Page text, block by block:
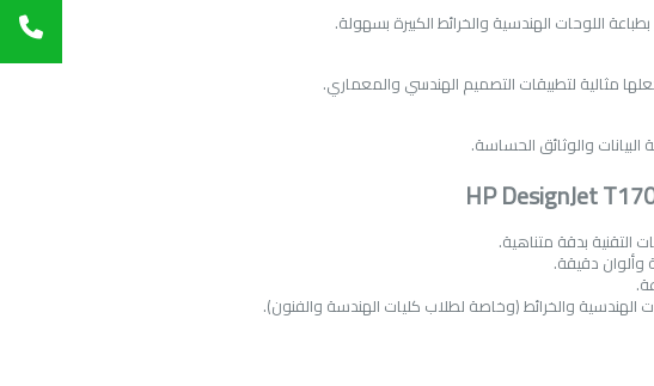
اللوحات الهندسية والخرائط الكبيرة بسهولة.
مثالية لتطبيقات التصميم الهندسي والمعماري.
البيانات والوثائق الحساسة.
التقنية بدقة متناهية.
وألوان دقيقة.
.
الهندسية والخرائط (وخاصة لطلاب كليات الهندسة والفنون).